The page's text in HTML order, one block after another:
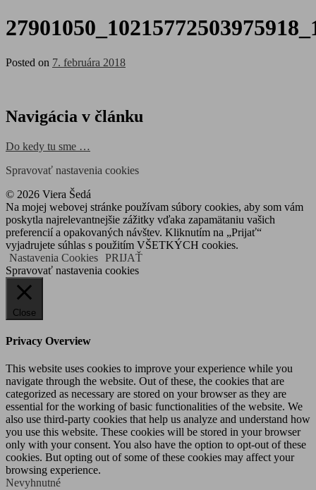
Posted on 7. februára 2018
Navigácia v článku
Do kedy tu sme …
Spravovať nastavenia cookies
© 2026 Viera Šedá
Na mojej webovej stránke používam súbory cookies, aby som vám
poskytla najrelevantnejšie zážitky vďaka zapamätaniu vašich
preferencií a opakovaných návštev. Kliknutím na „Prijať“
vyjadrujete súhlas s použitím VŠETKÝCH cookies.
Nastavenia Cookies PRIJAŤ
Spravovať nastavenia cookies
Close
Privacy Overview
This website uses cookies to improve your experience while you
navigate through the website. Out of these, the cookies that are
categorized as necessary are stored on your browser as they are
essential for the working of basic functionalities of the website. We
also use third-party cookies that help us analyze and understand how
you use this website. These cookies will be stored in your browser
only with your consent. You also have the option to opt-out of these
cookies. But opting out of some of these cookies may affect your
browsing experience.
Nevyhnutné